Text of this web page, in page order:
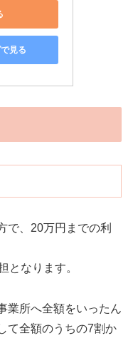
見る
で、20万円までの利
となります。
業所へ全額をいったん
て全額のうちの7割か